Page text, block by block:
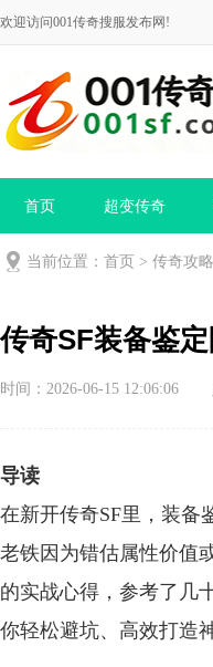
欢迎访问001传奇搜服发布网!
首页 超变传奇
当前位置： 首页 > 传奇攻略
传奇SF装备鉴
时间：2026-06-15 12:06:06
导读
在新开传奇SF里，装备
老铁因为错估属性价值
的实战心得，参考了几
你轻松避坑、高效打造